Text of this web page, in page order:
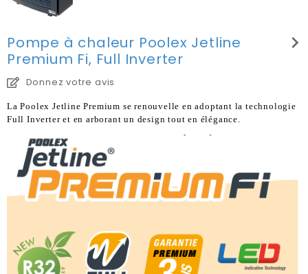
Pompe à chaleur Poolex Jetline
Premium Fi, Full Inverter
chevron_right
Donnez votre avis
La Poolex Jetline Premium se renouvelle en adoptant la technologie
Full Inverter et en arborant un design tout en élégance.